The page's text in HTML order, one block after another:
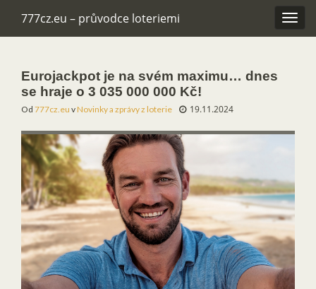
777cz.eu – průvodce loteriemi
Eurojackpot je na svém maximu… dnes
se hraje o 3 035 000 000 Kč!
Od 777cz.eu vNovinky a zprávy z loterie 19.11.2024